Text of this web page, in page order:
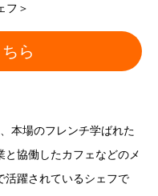
フ＞
ら
本場のフレンチ学ばれた
と協働したカフェなどのメ
活躍されているシェフで